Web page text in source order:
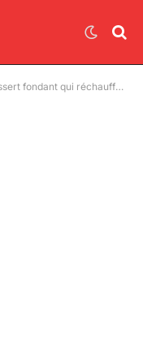
qui réchauffe la saison